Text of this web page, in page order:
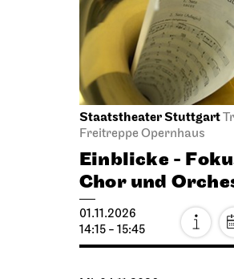
Staatsoper Stuttgart
Lucia di
Lammermoor
19:00
Do, 22.10.2026